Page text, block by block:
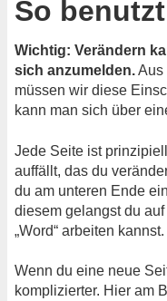
So
Wichtig: Verändern
sich anzumelden.Aus
müssen wir diese
kann man sich über
Jede Seite ist
auffällt, das du
du am unteren Ende
diesem gelangst du
„Word“ arbeiten kannst.
Wenn du eine neue
komplizierter. Hier am